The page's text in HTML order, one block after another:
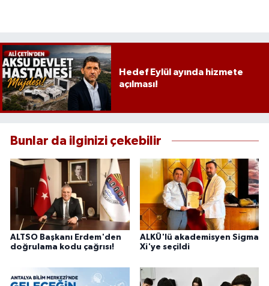
Hedef Eylül ayında hizmete
açılması!
Bunlar da ilginizi çekebilir
ALTSO Başkanı Erdem'den
doğrulama kodu çağrısı!
ALKÜ'lü akademisyen Sigma
Xi'ye seçildi